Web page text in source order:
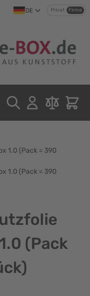
DE Privat Firma
1.0 (Pack = 390
1.0 (Pack = 390
(Pack